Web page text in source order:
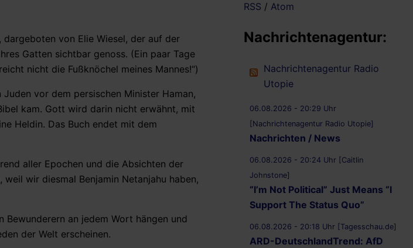
von Elie Wiesel, der auf der
Gatten sichtbar genoss. (Ein paar Tage
nicht die Fußknöchel meines Mannes!“)
vor dem persischen Minister Haman,
kam. Gott wird darin nicht erwähnt, mit
Heldin. Das Buch endet mit dem
aller Epochen und die Absichten der
wir diesmal Benjamin Netanjahu haben,
Bewunderern an jedem Wort hängen und
der Welt erscheinen.
RSS / Atom
Nachrichtenagentur:
Nachrichtenagentur Radio
Utopie
06.08.2026 - 20:29 Uhr
[Nachrichtenagentur Radio Utopie]
Nachrichten / News
06.08.2026 - 20:24 Uhr [Caitlin
Johnstone]
“I’m Not Political” Just Means “I
Support The Status Quo”
06.08.2026 - 20:18 Uhr [Tagesschau.de]
ARD-DeutschlandTrend: AfD